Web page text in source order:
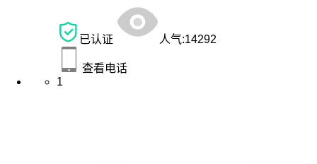
已认证 人气:14292
查看电话
1